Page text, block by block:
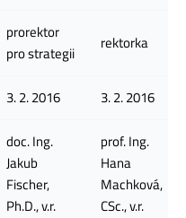
prorektor
pro strategii
rektorka
3. 2. 2016 3. 2. 2016
doc. Ing.
Jakub
Fischer,
Ph.D., v.r.
prof. Ing.
Hana
Machková,
CSc., v.r.